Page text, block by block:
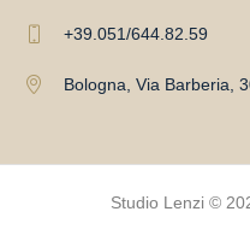
+39.051/644.82.59
Bologna, Via Barberia,
Studio Lenzi ©